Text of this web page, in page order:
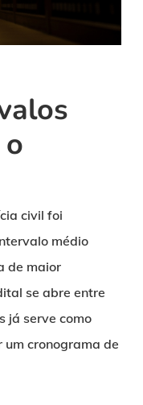
civil foi
médio
de maior
se abre entre
já serve como
cronograma de